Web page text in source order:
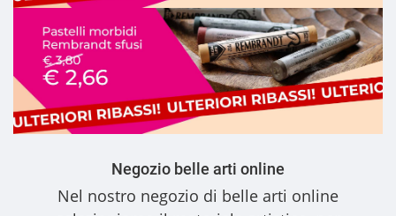
Negozio belle arti online
Nel nostro negozio di belle arti online